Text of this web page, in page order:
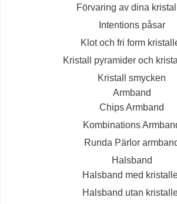
Förvaring av dina
Intentions påsar
Klot och fri form
Kristall pyramider och
Kristall smycken
Armband
Chips Armband
Kombinations
Runda Pärlor
Halsband
Halsband med
Halsband utan